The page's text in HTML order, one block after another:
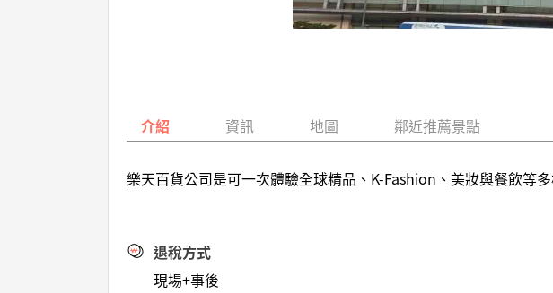
介紹 資訊 地圖 鄰近推薦景點
樂天百貨公司是可一次體驗全球精品、K-Fashion、美妝與餐飲等
退稅方式
現場+事後